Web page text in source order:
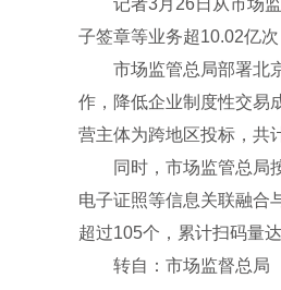
子签章等业务超10.02亿
市场监管总局部署北
作，降低企业制度性交易
营主体为跨地区投标，共
同时，市场监管总局
电子证照等信息关联融合
超过105个，累计扫码量
转自：市场监督总局